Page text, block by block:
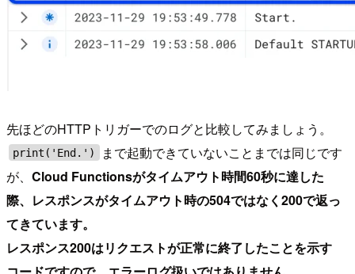
先ほどのHTTPトリガーでのログと比較してみましょう。
print('End.')
まで起動できていないことまでは同じです
が、 Cloud Functionsがタイムアウト時間60秒に達した
際、レスポンスがタイムアウト時の504ではなく200で返っ
てきています。
レスポンス200はリクエストが正常に終了したことを示す